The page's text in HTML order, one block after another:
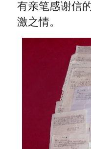
有亲笔感谢信
激之情。